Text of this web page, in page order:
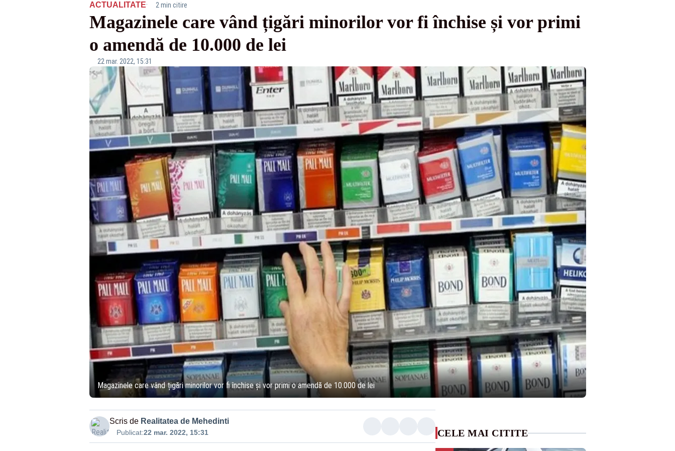
ACTUALITATE· 2 min citire
Magazinele care vând țigări minorilor vor fi închise și vor primi
o amendă de 10.000 de lei
22 mar. 2022, 15:31
Magazinele care vând țigări minorilor vor fi închise și vor primi o amendă de 10.000 de lei
Scris de Realitatea de Mehedinti
Publicat:22 mar. 2022, 15:31 CELE MAI CITITE